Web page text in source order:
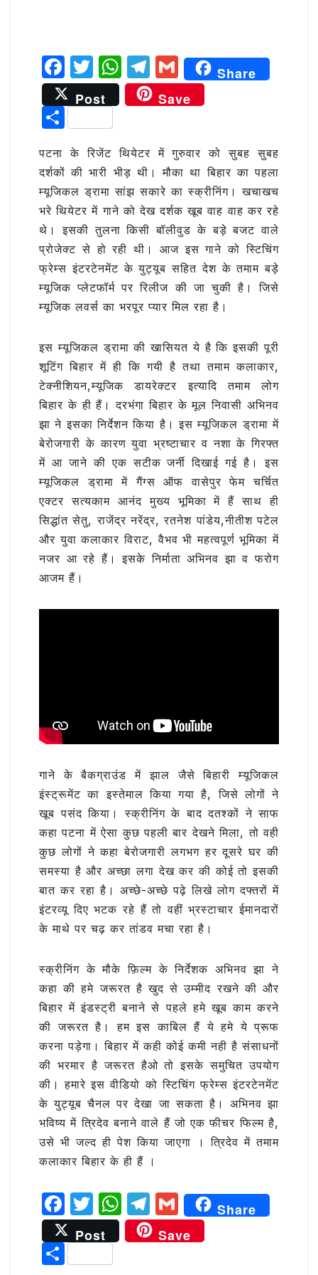
F
a
c
e
b
o
o
k
T
w
it
te
r
W
h
at
A
p
p
T
el
e
ra
m
G
m
ai
Share
Post
Save
S
h
ar
e
पटना के रिजेंट थियेटर में गुरुवार को सुबह सुबह
दर्शकों की भारी भीड़ थी। मौका था बिहार का पहला
म्यूजिकल ड्रामा सांझ सकारे का स्क्रीनिंग। खचाखच
भरे थियेटर में गाने को देख दर्शक खूब वाह वाह कर रहे
थे। इसकी तुलना किसी बॉलीवुड के बड़े बजट वाले
प्रोजेक्ट से हो रही थी। आज इस गाने को स्टिचिंग
फ्रेम्स इंटरटेनमेंट के युट्यूब सहित देश के तमाम बड़े
म्यूजिक प्लेटफॉर्म पर रिलीज की जा चुकी है। जिसे
म्यूजिक लवर्स का भरपूर प्यार मिल रहा है।
इस म्यूजिकल ड्रामा की खासियत ये है कि इसकी पूरी
शूटिंग बिहार में ही कि गयी है तथा तमाम कलाकार,
टेक्नीशियन,म्यूजिक डायरेक्टर इत्यादि तमाम लोग
बिहार के ही हैं। दरभंगा बिहार के मूल निवासी अभिनव
झा ने इसका निर्देशन किया है। इस म्यूजिकल ड्रामा में
बेरोजगारी के कारण युवा भ्रष्टाचार व नशा के गिरफ्त
में आ जाने की एक सटीक जर्नी दिखाई गई है। इस
म्यूजिकल ड्रामा में गैंग्स ऑफ वासेपुर फेम चर्चित
एक्टर सत्यकाम आनंद मुख्य भूमिका में हैं साथ ही
सिद्धांत सेतु, राजेंद्र नरेंद्र, रतनेश पांडेय,नीतीश पटेल
और युवा कलाकार विराट, वैभव भी महत्वपूर्ण भूमिका में
नजर आ रहे हैं। इसके निर्माता अभिनव झा व फरोग
आजम हैं।
गाने के बैकग्राउंड में झाल जैसे बिहारी म्यूजिकल
इंस्ट्रूमेंट का इस्तेमाल किया गया है, जिसे लोगों ने
खूब पसंद किया। स्क्रीनिंग के बाद दतश्कों ने साफ
कहा पटना में ऐसा कुछ पहली बार देखने मिला, तो वही
कुछ लोगों ने कहा बेरोजगारी लगभग हर दूसरे घर की
समस्या है और अच्छा लगा देख कर की कोई तो इसकी
बात कर रहा है। अच्छे-अच्छे पढ़े लिखे लोग दफ्तरों में
इंटरव्यू दिए भटक रहे हैं तो वहीं भ्रस्टाचार ईमानदारों
के माथे पर चढ़ कर तांडव मचा रहा है।
स्क्रीनिंग के मौके फ़िल्म के निर्देशक अभिनव झा ने
कहा की हमे जरूरत है खुद से उम्मीद रखने की और
बिहार में इंडस्ट्री बनाने से पहले हमे खूब काम करने
की जरूरत है। हम इस काबिल हैं ये हमे ये प्रूफ
करना पड़ेगा। बिहार में कही कोई कमी नही है संसाधनों
की भरमार है जरूरत हैओ तो इसके समुचित उपयोग
की। हमारे इस वीडियो को स्टिचिंग फ्रेम्स इंटरटेनमेंट
के युट्यूब चैनल पर देखा जा सकता है। अभिनव झा
भविष्य में त्रिदेव बनाने वाले हैं जो एक फीचर फिल्म है,
उसे भी जल्द ही पेश किया जाएगा । त्रिदेव में तमाम
कलाकार बिहार के ही हैं ।
F
a
c
T
w
it
W
h
at
T
el
e
G
m
ai
Share
Post
Save
S